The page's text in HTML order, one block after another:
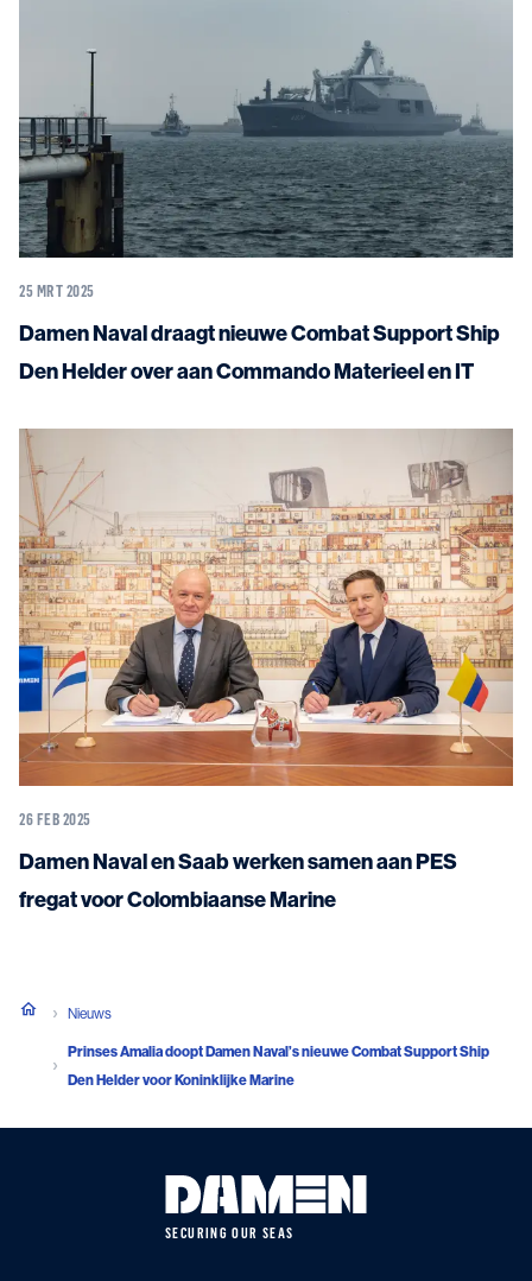
25 MRT 2025
Damen Naval draagt nieuwe Combat Support Ship
Den Helder over aan Commando Materieel en IT
26 FEB 2025
Damen Naval en Saab werken samen aan PES
fregat voor Colombiaanse Marine
Nieuws
Prinses Amalia doopt Damen Naval’s nieuwe Combat Support Ship
Den Helder voor Koninklijke Marine
SECURING OUR SEAS